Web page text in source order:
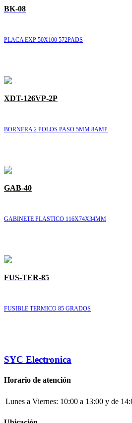
BK-08
PLACA EXP 50X100 572PADS
XDT-126VP-2P
BORNERA 2 POLOS PASO 5MM 8AMP
GAB-40
GABINETE PLASTICO 116X74X34MM
FUS-TER-85
FUSIBLE TERMICO 85 GRADOS
SYC Electronica
Horario de atención
Lunes a Viernes: 10:00 a 13:00 y de